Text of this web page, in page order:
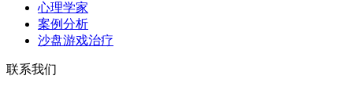
心理学家
案例分析
沙盘游戏治疗
联系我们